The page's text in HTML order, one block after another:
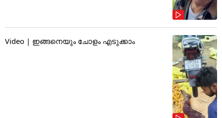
Video | ഇങ്ങനെയും ചോളം എടുക്കാം